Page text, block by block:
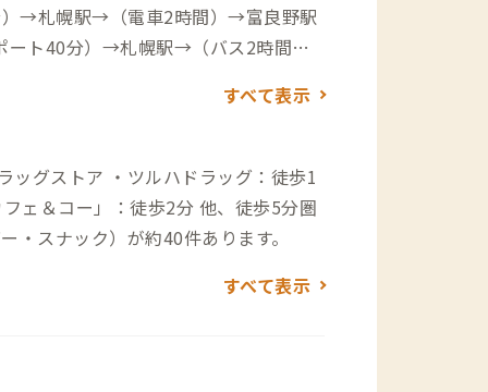
→札幌駅→（電車2時間）→富良野駅
ト40分）→札幌駅→（バス2時間
すべて表示
・スナック）が約40件あります。
すべて表示